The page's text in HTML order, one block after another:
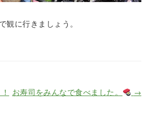
観に行きましょう。
お寿司をみんなで食べました。 →